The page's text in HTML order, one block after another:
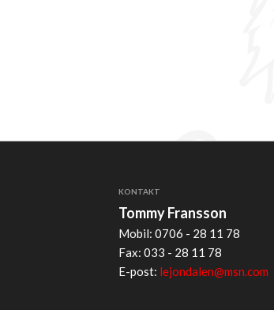
KONTAKT
Tommy Fransson
Mobil: 0706 - 28 11 78
Fax: 033 - 28 11 78
E-post: lejondalen@msn.com